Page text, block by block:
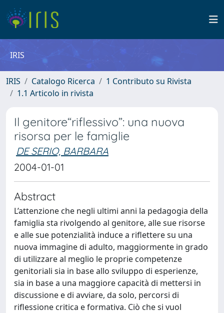
IRIS
IRIS Catalogo Ricerca
1 Contributo su Rivista
1.1 Articolo in rivista
Il genitore“riflessivo”: una nuova
risorsa per le famiglie
DE SERIO, BARBARA
2004-01-01
Abstract
L’attenzione che negli ultimi anni la pedagogia della
famiglia sta rivolgendo al genitore, alle sue risorse
e alle sue potenzialità induce a riflettere su una
nuova immagine di adulto, maggiormente in grado
di utilizzare al meglio le proprie competenze
genitoriali sia in base allo sviluppo di esperienze,
sia in base a una maggiore capacità di mettersi in
discussione e di avviare, da solo, percorsi di
riflessione critica e formativa. Ciò che si vuol